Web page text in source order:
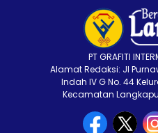
PT GRAFITI
Alamat Redaksi: Jl
Indah IV G No. 44
Kecamatan